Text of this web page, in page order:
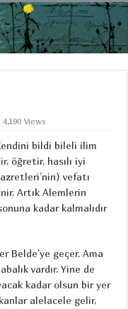
4,190 Views
bildi bileli ilim
öğretir, hasılı iyi
vefatı
Artık Alemlerin
kadar kalmalıdır
Belde’ye geçer. Ama
vardır. Yine de
kadar olsun bir yer
alelacele gelir,